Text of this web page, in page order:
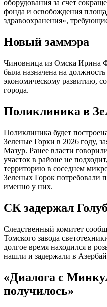
оборудования за счет
фонда и освобождения
здравоохранения»,
Новый заммэра
Чиновница из Омска Ирина
была назначена на
экономическому развитию,
города.
Поликлиника в
Поликлиника будет
Зеленые Горки в 2026 году,
Мазур. Ранее власти
участок в районе не
территорию в соседнем
Зеленых Горок потребовали
именно у них.
СК задержал
Следственный комитет
Томского завода
долгое время находился в
нашли и задержали в
«Диалога с
получилось»